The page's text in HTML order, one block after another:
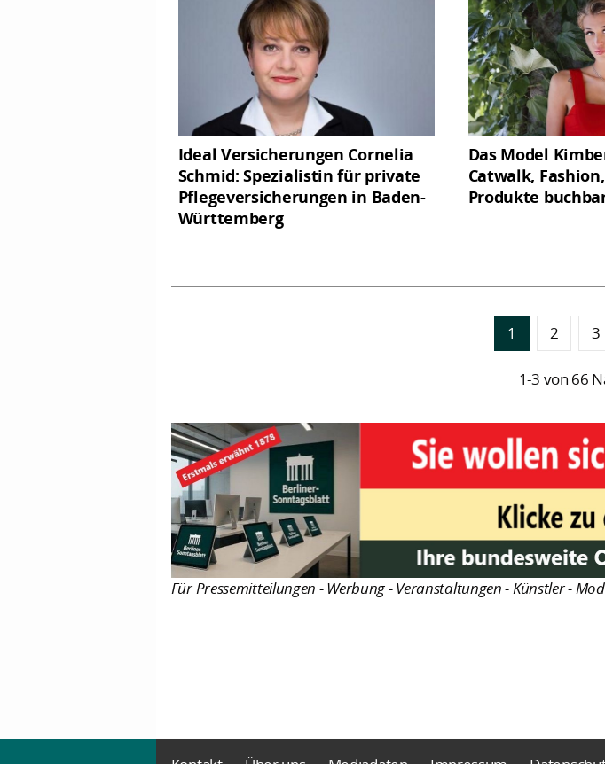
Ideal Versicherungen Cornelia
Schmid: Spezialistin für private
Pflegeversicherungen in Baden-
Württemberg
Das Model
Catwalk,
Produkte
1 2 3
1-3 von 66
Für Pressemitteilungen - Werbung - Veranstaltungen - Künstler -